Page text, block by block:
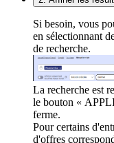
Si besoin, vous
en sélectionnant
de recherche.
La recherche est
le bouton «
ferme.
Pour certains
d'offres